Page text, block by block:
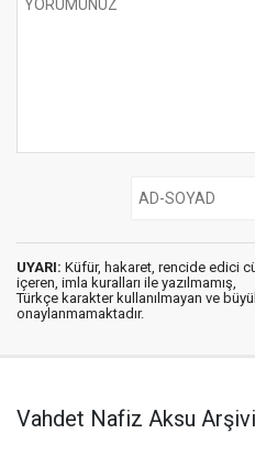
UYARI: Küfür, hakaret, rencide edici
içeren, imla kuralları ile yazılmamış,
Türkçe karakter kullanılmayan ve
onaylanmamaktadır.
Vahdet Nafiz Aksu Arşivi